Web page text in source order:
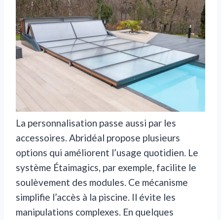
La personnalisation passe aussi par les
accessoires. Abridéal propose plusieurs
options qui améliorent l’usage quotidien. Le
système Étaimagics, par exemple, facilite le
soulèvement des modules. Ce mécanisme
simplifie l’accès à la piscine. Il évite les
manipulations complexes. En quelques